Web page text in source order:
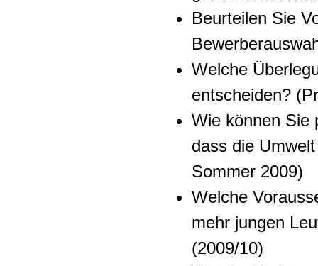
Beurteilen Sie
Welche
entscheiden?
Wie können Sie
dass die
Sommer 2009)
Welche
mehr jungen
(2009/10)